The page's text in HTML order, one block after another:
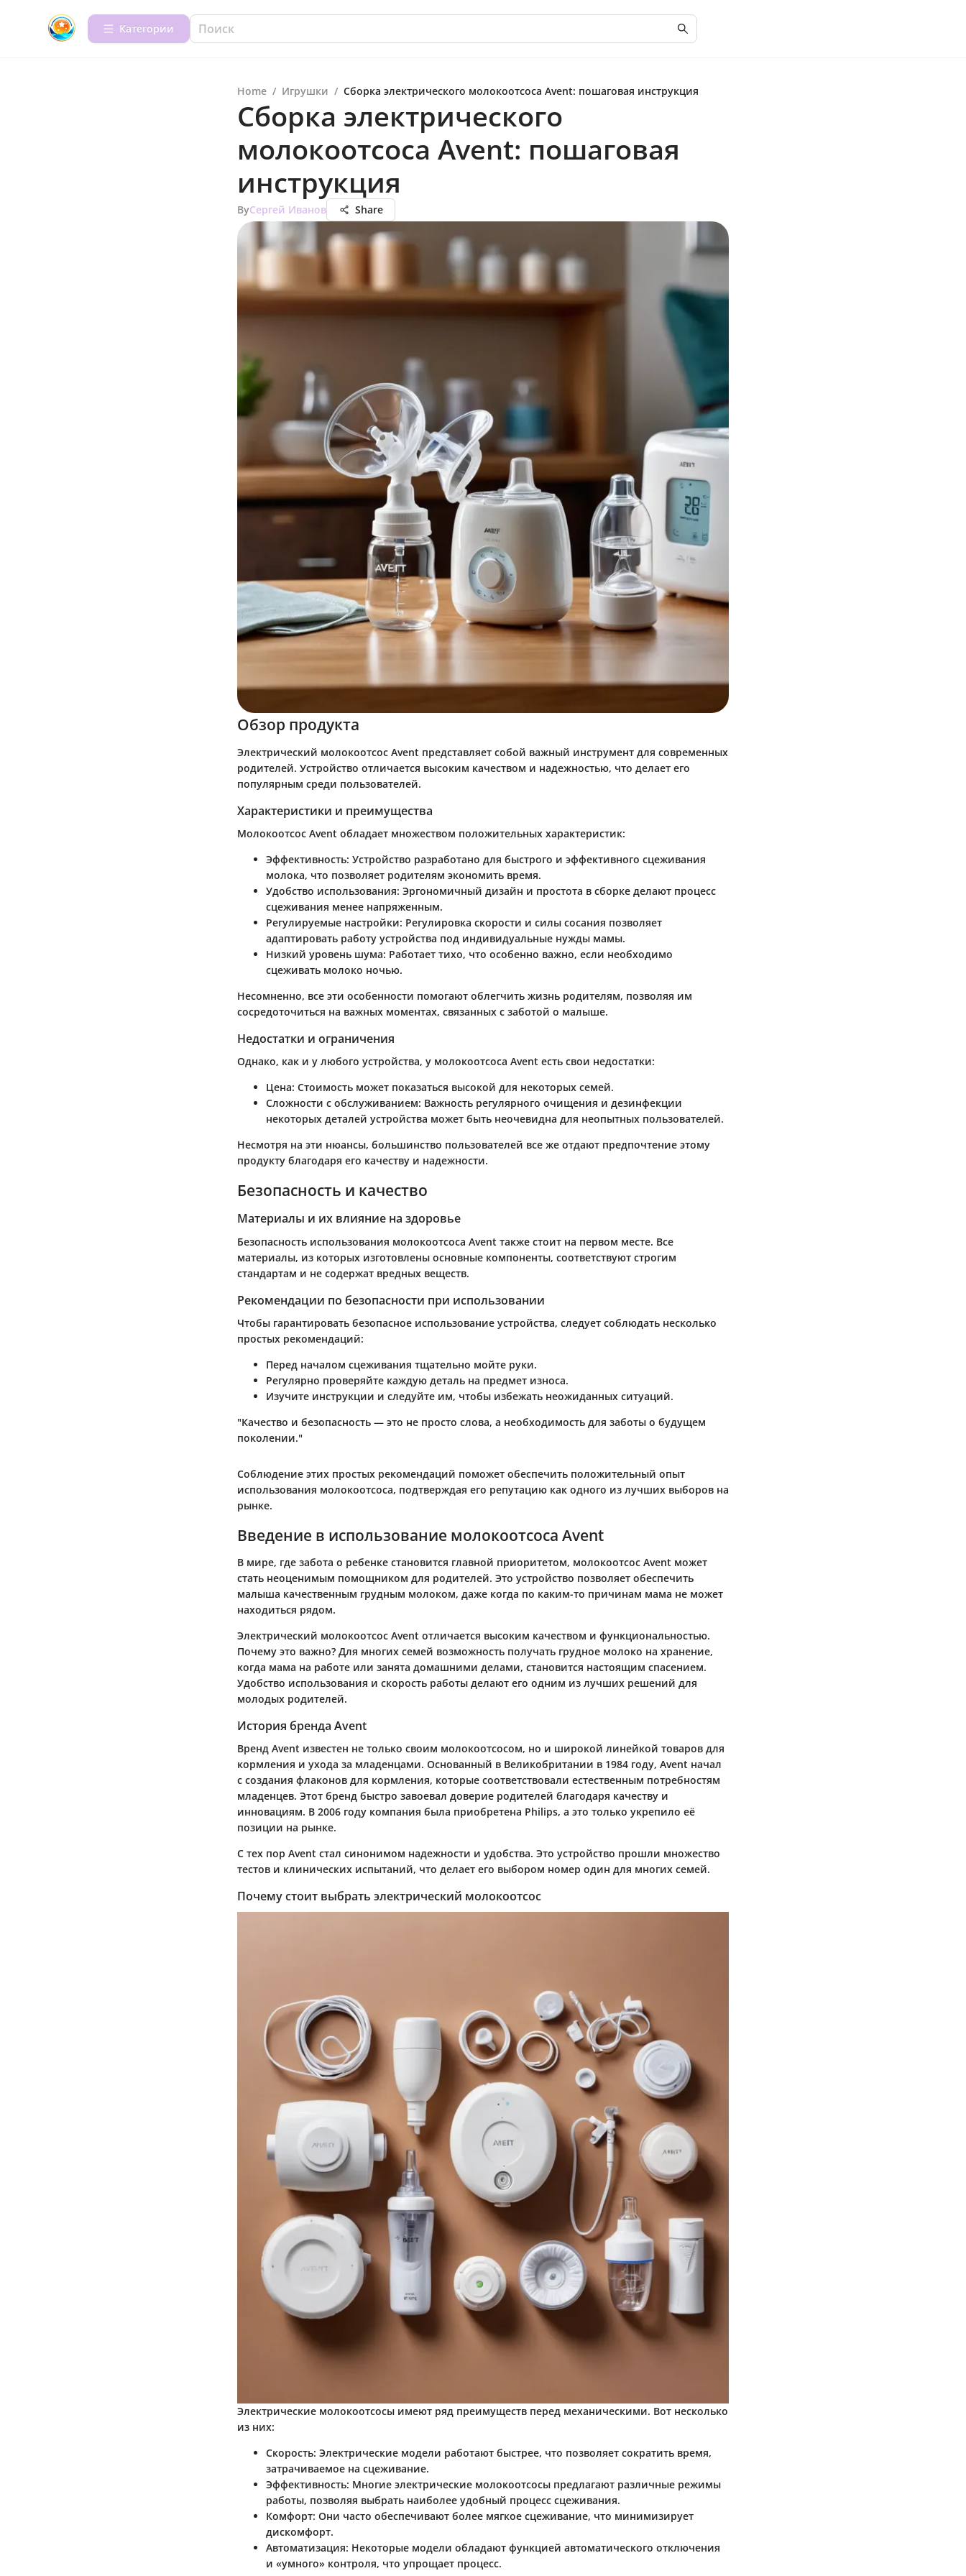
Категории
Home / Игрушки / Сборка электрического молокоотсоса Avent: пошаговая инструкция
Сборка электрического
молокоотсоса Avent: пошаговая
инструкция
ByСергей Иванов Share
Обзор продукта
Электрический молокоотсос Avent представляет собой важный инструмент для современных
родителей. Устройство отличается высоким качеством и надежностью, что делает его
популярным среди пользователей.
Характеристики и преимущества
Молокоотсос Avent обладает множеством положительных характеристик:
Эффективность: Устройство разработано для быстрого и эффективного сцеживания
молока, что позволяет родителям экономить время.
Удобство использования: Эргономичный дизайн и простота в сборке делают процесс
сцеживания менее напряженным.
Регулируемые настройки: Регулировка скорости и силы сосания позволяет
адаптировать работу устройства под индивидуальные нужды мамы.
Низкий уровень шума: Работает тихо, что особенно важно, если необходимо
сцеживать молоко ночью.
Несомненно, все эти особенности помогают облегчить жизнь родителям, позволяя им
сосредоточиться на важных моментах, связанных с заботой о малыше.
Недостатки и ограничения
Однако, как и у любого устройства, у молокоотсоса Avent есть свои недостатки:
Цена: Стоимость может показаться высокой для некоторых семей.
Сложности с обслуживанием: Важность регулярного очищения и дезинфекции
некоторых деталей устройства может быть неочевидна для неопытных пользователей.
Несмотря на эти нюансы, большинство пользователей все же отдают предпочтение этому
продукту благодаря его качеству и надежности.
Безопасность и качество
Материалы и их влияние на здоровье
Безопасность использования молокоотсоса Avent также стоит на первом месте. Все
материалы, из которых изготовлены основные компоненты, соответствуют строгим
стандартам и не содержат вредных веществ.
Рекомендации по безопасности при использовании
Чтобы гарантировать безопасное использование устройства, следует соблюдать несколько
простых рекомендаций:
Перед началом сцеживания тщательно мойте руки.
Регулярно проверяйте каждую деталь на предмет износа.
Изучите инструкции и следуйте им, чтобы избежать неожиданных ситуаций.
"Качество и безопасность — это не просто слова, а необходимость для заботы о будущем
поколении."
Соблюдение этих простых рекомендаций поможет обеспечить положительный опыт
использования молокоотсоса, подтверждая его репутацию как одного из лучших выборов на
рынке.
Введение в использование молокоотсоса Avent
В мире, где забота о ребенке становится главной приоритетом, молокоотсос Avent может
стать неоценимым помощником для родителей. Это устройство позволяет обеспечить
малыша качественным грудным молоком, даже когда по каким-то причинам мама не может
находиться рядом.
Электрический молокоотсос Avent отличается высоким качеством и функциональностью.
Почему это важно? Для многих семей возможность получать грудное молоко на хранение,
когда мама на работе или занята домашними делами, становится настоящим спасением.
Удобство использования и скорость работы делают его одним из лучших решений для
молодых родителей.
История бренда Avent
Bренд Avent известен не только своим молокоотсосом, но и широкой линейкой товаров для
кормления и ухода за младенцами. Основанный в Великобритании в 1984 году, Avent начал
с создания флаконов для кормления, которые соответствовали естественным потребностям
младенцев. Этот бренд быстро завоевал доверие родителей благодаря качеству и
инновациям. В 2006 году компания была приобретена Philips, а это только укрепило её
позиции на рынке.
С тех пор Avent стал синонимом надежности и удобства. Это устройство прошли множество
тестов и клинических испытаний, что делает его выбором номер один для многих семей.
Почему стоит выбрать электрический молокоотсос
Электрические молокоотсосы имеют ряд преимуществ перед механическими. Вот несколько
из них:
Скорость: Электрические модели работают быстрее, что позволяет сократить время,
затрачиваемое на сцеживание.
Эффективность: Многие электрические молокоотсосы предлагают различные режимы
работы, позволяя выбрать наиболее удобный процесс сцеживания.
Комфорт: Они часто обеспечивают более мягкое сцеживание, что минимизирует
дискомфорт.
Автоматизация: Некоторые модели обладают функцией автоматического отключения
и «умного» контроля, что упрощает процесс.